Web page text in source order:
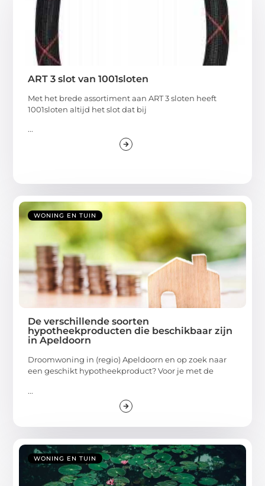
ART 3 slot van 1001sloten
Met het brede assortiment aan ART 3 sloten heeft
1001sloten altijd het slot dat bij
...
WONING EN TUIN
De verschillende soorten
hypotheekproducten die beschikbaar zijn
in Apeldoorn
Droomwoning in (regio) Apeldoorn en op zoek naar
een geschikt hypotheekproduct? Voor je met de
...
WONING EN TUIN